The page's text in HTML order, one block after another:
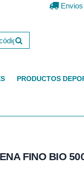
PRODUCTOS
FINO BIO